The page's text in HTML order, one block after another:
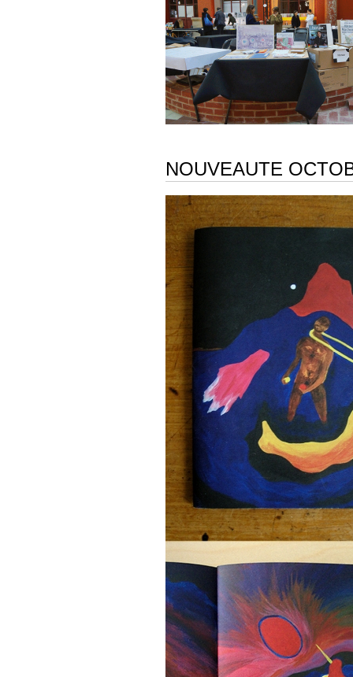
NOUVEAUTE